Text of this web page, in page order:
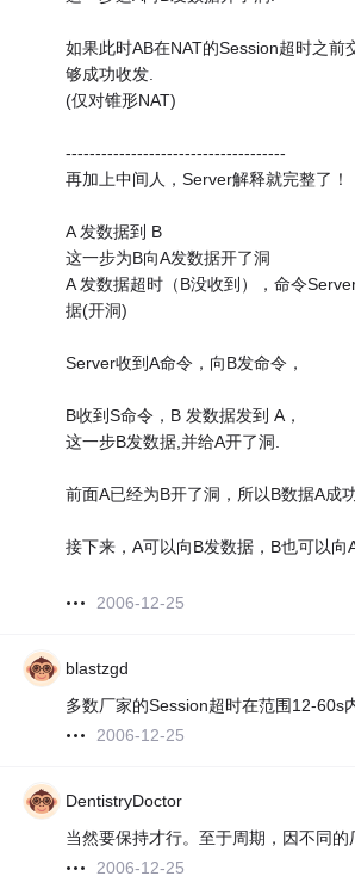
如果此时AB在NAT的Session超时之前
够成功收发.
(仅对锥形NAT)
-------------------------------------
再加上中间人，Server解释就完整了！
A 发数据到 B
这一步为B向A发数据开了洞
A 发数据超时（B没收到），命令
据(开洞)
Server收到A命令，向B发命令，
B收到S命令，B 发数据发到 A，
这一步B发数据,并给A开了洞.
前面A已经为B开了洞，所以B数据A成
接下来，A可以向B发数据，B也可以向
2006-12-25
blastzgd
多数厂家的Session超时在范围12-60s
2006-12-25
DentistryDoctor
当然要保持才行。至于周期，因不同的
2006-12-25